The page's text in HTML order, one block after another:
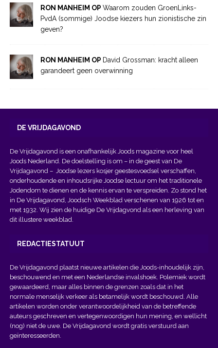
RON MANHEIM OP Waarom zouden GroenLinks-
PvdA (sommige) Joodse kiezers hun zionistische zin
geven?
RON MANHEIM OP David Grossman: kracht alleen
garandeert geen overwinning
DE VRIJDAGAVOND
De Vrijdagavond is een onafhankelijk Joods magazine voor heel
Joods Nederland. De doelstelling is om – in de geest van De
Vrijdagavond – Joodse lezers kosjer geestesvoedsel verschaffen,
onderhoudende en inhoudsrijke Joodse lectuur om het traditionele
Jodendom te dienen en de kennis ervan te verspreiden. Zo stond het
in De Vrijdagavond, Joodsch Weekblad verschenen van 1926 tot en
met 1932. Wij zien de huidige De Vrijdagvond als een herleving van
dit illustere weekblad.
REDACTIESTATUUT
De Vrijdagavond plaatst nieuwe artikelen die Joods-inhoudelijk zijn,
beschouwend en met een Nederlandse invalshoek. Polemiek wordt
gewaardeerd, maar alles binnen de grenzen zoals dat in het
normale menselijk verkeer als betamelijk wordt beschouwd. Alle
artikelen worden onder verantwoordelijkheid van de betreffende
auteurs geschreven en vertegenwoordigen hun mening, en wellicht
(nog) niet de uwe. De Vrijdagavond wordt gratis verstuurd aan
geïnteresseerden.